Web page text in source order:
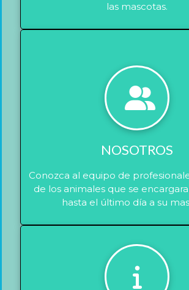
las mascotas.
NOSOTROS
Conozca al equipo de
de los animales que se
hasta el último día a su